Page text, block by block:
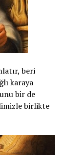
beri
karaya
bir de
birlikte